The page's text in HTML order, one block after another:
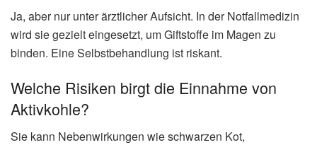
Ja, aber nur unter ärztlicher Aufsicht. In der Notfallmedizin
wird sie gezielt eingesetzt, um Giftstoffe im Magen zu
binden. Eine Selbstbehandlung ist riskant.
Welche Risiken birgt die Einnahme von
Aktivkohle?
Sie kann Nebenwirkungen wie schwarzen Kot,